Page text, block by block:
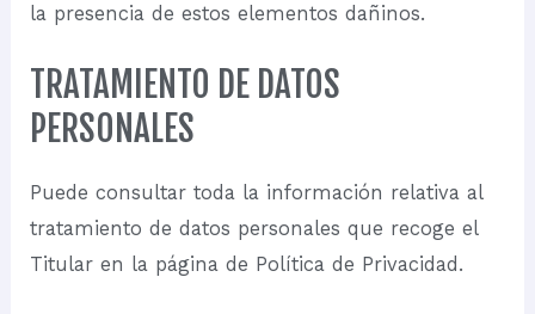
la presencia de estos elementos dañinos.
TRATAMIENTO DE DATOS
PERSONALES
Puede consultar toda la información relativa al
tratamiento de datos personales que recoge el
Titular en la página de Política de Privacidad .